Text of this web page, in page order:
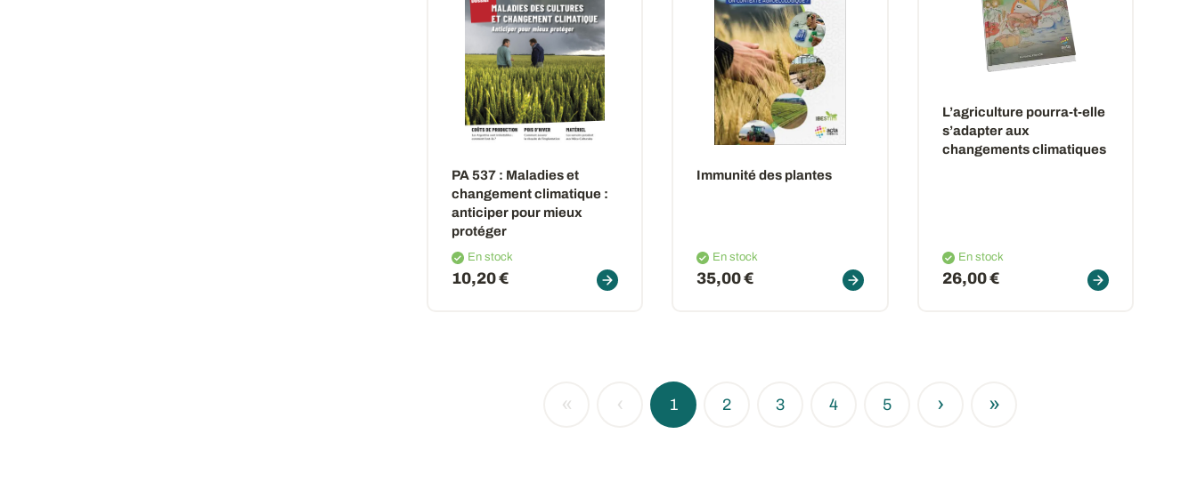
PA 537 : Maladies et
changement climatique :
anticiper pour mieux
protéger
En stock
10,20 €
Immunité des plantes
En stock
35,00 €
L’agriculture pourra-t-elle
s’adapter aux
changements climatiques
En stock
26,00 €
« ‹ 1 2 3 4 5 › »